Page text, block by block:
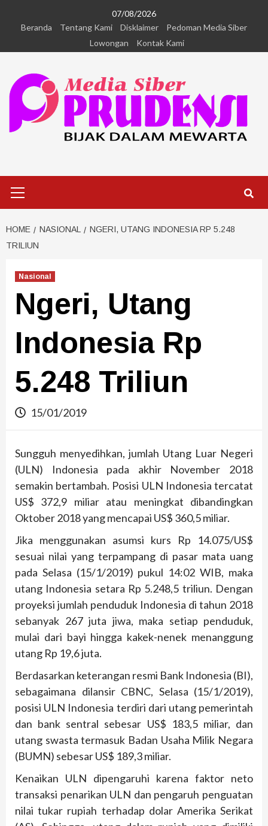
07/08/2026
Beranda
Tentang Kami Disklaimer
Pedoman Media Siber
Lowongan
Kontak Kami
HOME NASIONAL
NGERI, UTANG INDONESIA RP 5.248
TRILIUN
Nasional
Ngeri, Utang
Indonesia Rp
5.248 Triliun
15/01/2019
Sungguh menyedihkan, jumlah Utang Luar Negeri
(ULN) Indonesia pada akhir November 2018
semakin bertambah. Posisi ULN Indonesia tercatat
US$ 372,9 miliar atau meningkat dibandingkan
Oktober 2018 yang mencapai US$ 360,5 miliar.
Jika menggunakan asumsi kurs Rp 14.075/US$
sesuai nilai yang terpampang di pasar mata uang
pada Selasa (15/1/2019) pukul 14:02 WIB, maka
utang Indonesia setara Rp 5.248,5 triliun. Dengan
proyeksi jumlah penduduk Indonesia di tahun 2018
sebanyak 267 juta jiwa, maka setiap penduduk,
mulai dari bayi hingga kakek-nenek menanggung
utang Rp 19,6 juta.
Berdasarkan keterangan resmi Bank Indonesia (BI),
sebagaimana dilansir CBNC, Selasa (15/1/2019),
posisi ULN Indonesia terdiri dari utang pemerintah
dan bank sentral sebesar US$ 183,5 miliar, dan
utang swasta termasuk Badan Usaha Milik Negara
(BUMN) sebesar US$ 189,3 miliar.
Kenaikan ULN dipengaruhi karena faktor neto
transaksi penarikan ULN dan pengaruh penguatan
nilai tukar rupiah terhadap dolar Amerika Serikat